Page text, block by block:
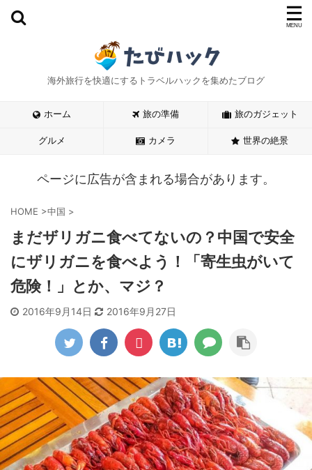
海外旅行を快適にするトラベルハックを集めたブログ
ホーム 旅の準備 旅のガジェット
グルメ カメラ 世界の絶景
ページに広告が含まれる場合があります。
HOME >中国 >
まだザリガニ食べてないの？中国で安全
にザリガニを食べよう！「寄生虫がいて
危険！」とか、マジ？
2016年9月14日 2016年9月27日